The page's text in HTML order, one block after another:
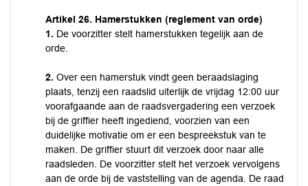
Artikel 26. Hamerstukken (reglement van orde)
1. De voorzitter stelt hamerstukken tegelijk aan de
orde.
2. Over een hamerstuk vindt geen beraadslaging
plaats, tenzij een raadslid uiterlijk de vrijdag 12:00 uur
voorafgaande aan de raadsvergadering een verzoek
bij de griffier heeft ingediend, voorzien van een
duidelijke motivatie om er een bespreekstuk van te
maken. De griffier stuurt dit verzoek door naar alle
raadsleden. De voorzitter stelt het verzoek vervolgens
aan de orde bij de vaststelling van de agenda. De raad